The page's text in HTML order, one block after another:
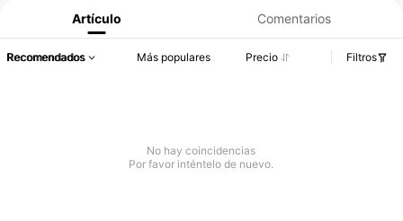
Artículo Comentarios
Recomendados Más populares Precio Filtros
No hay coincidencias
Por favor inténtelo de nuevo.